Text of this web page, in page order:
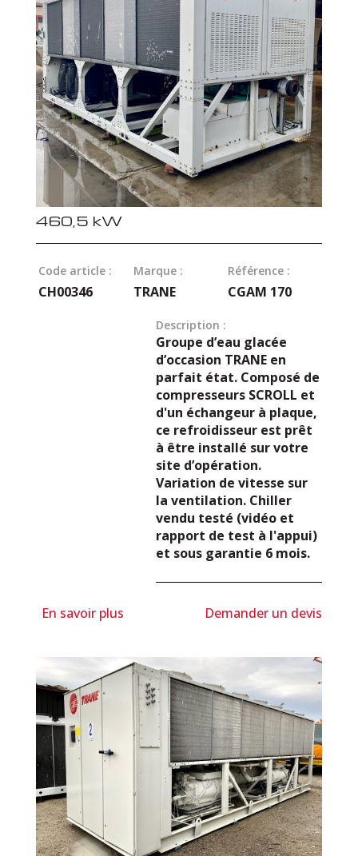
460,5 kW
Référence :
CGAM 170
Marque :
TRANE
Code article :
CH00346
Description :
Groupe d’eau glacée
d’occasion TRANE en
parfait état. Composé de
compresseurs SCROLL et
d'un échangeur à plaque,
ce refroidisseur est prêt
à être installé sur votre
site d’opération.
Variation de vitesse sur
la ventilation. Chiller
vendu testé (vidéo et
rapport de test à l'appui)
et sous garantie 6 mois.
En savoir plus Demander un devis